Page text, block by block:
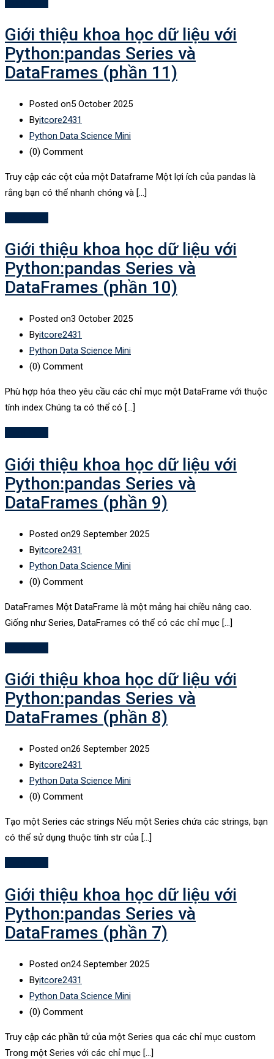
Giới thiệu khoa học dữ liệu với
Python:pandas Series và
DataFrames (phần 11)
Posted on5 October 2025
Byitcore2431
Python Data Science Mini
(0) Comment
Truy cập các cột của một Dataframe Một lợi ích của pandas là
rằng bạn có thể nhanh chóng và […]
Giới thiệu khoa học dữ liệu với
Python:pandas Series và
DataFrames (phần 10)
Posted on3 October 2025
Byitcore2431
Python Data Science Mini
(0) Comment
Phù hợp hóa theo yêu cầu các chỉ mục một DataFrame với thuộc
tính index Chúng ta có thể có […]
Giới thiệu khoa học dữ liệu với
Python:pandas Series và
DataFrames (phần 9)
Posted on29 September 2025
Byitcore2431
Python Data Science Mini
(0) Comment
DataFrames Một DataFrame là một mảng hai chiều nâng cao.
Giống như Series, DataFrames có thể có các chỉ mục […]
Giới thiệu khoa học dữ liệu với
Python:pandas Series và
DataFrames (phần 8)
Posted on26 September 2025
Byitcore2431
Python Data Science Mini
(0) Comment
Tạo một Series các strings Nếu một Series chứa các strings, bạn
có thể sử dụng thuộc tính str của […]
Giới thiệu khoa học dữ liệu với
Python:pandas Series và
DataFrames (phần 7)
Posted on24 September 2025
Byitcore2431
Python Data Science Mini
(0) Comment
Truy cập các phần tử của một Series qua các chỉ mục custom
Trong một Series với các chỉ mục […]